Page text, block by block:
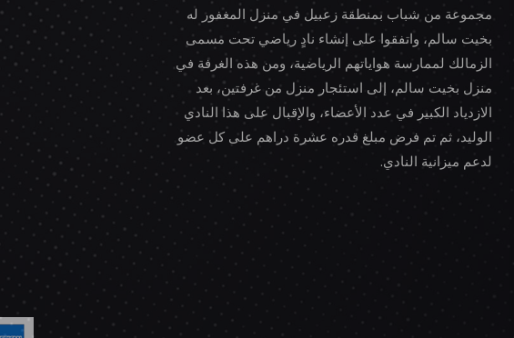
مجموعة من شباب بمنطقة زعبيل في منزل المغفور له
بخيت سالم، واتفقوا على إنشاء نادٍ رياضي تحت مسمى
الزمالك لممارسة هواياتهم الرياضية، ومن هذه الغرفة في
منزل بخيت سالم، إلى استئجار منزل من غرفتين، بعد
الازدياد الكبير في عدد الأعضاء، والإقبال على هذا النادي
الوليد، ثم تم فرض مبلغ قدره عشرة دراهم على كل عضو
لدعم ميزانية النادي.